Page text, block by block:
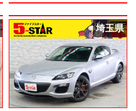
埼玉県